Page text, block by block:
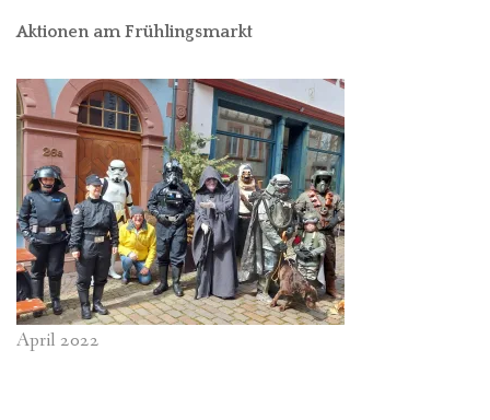
Aktionen am Frühlingsmarkt
April 2022